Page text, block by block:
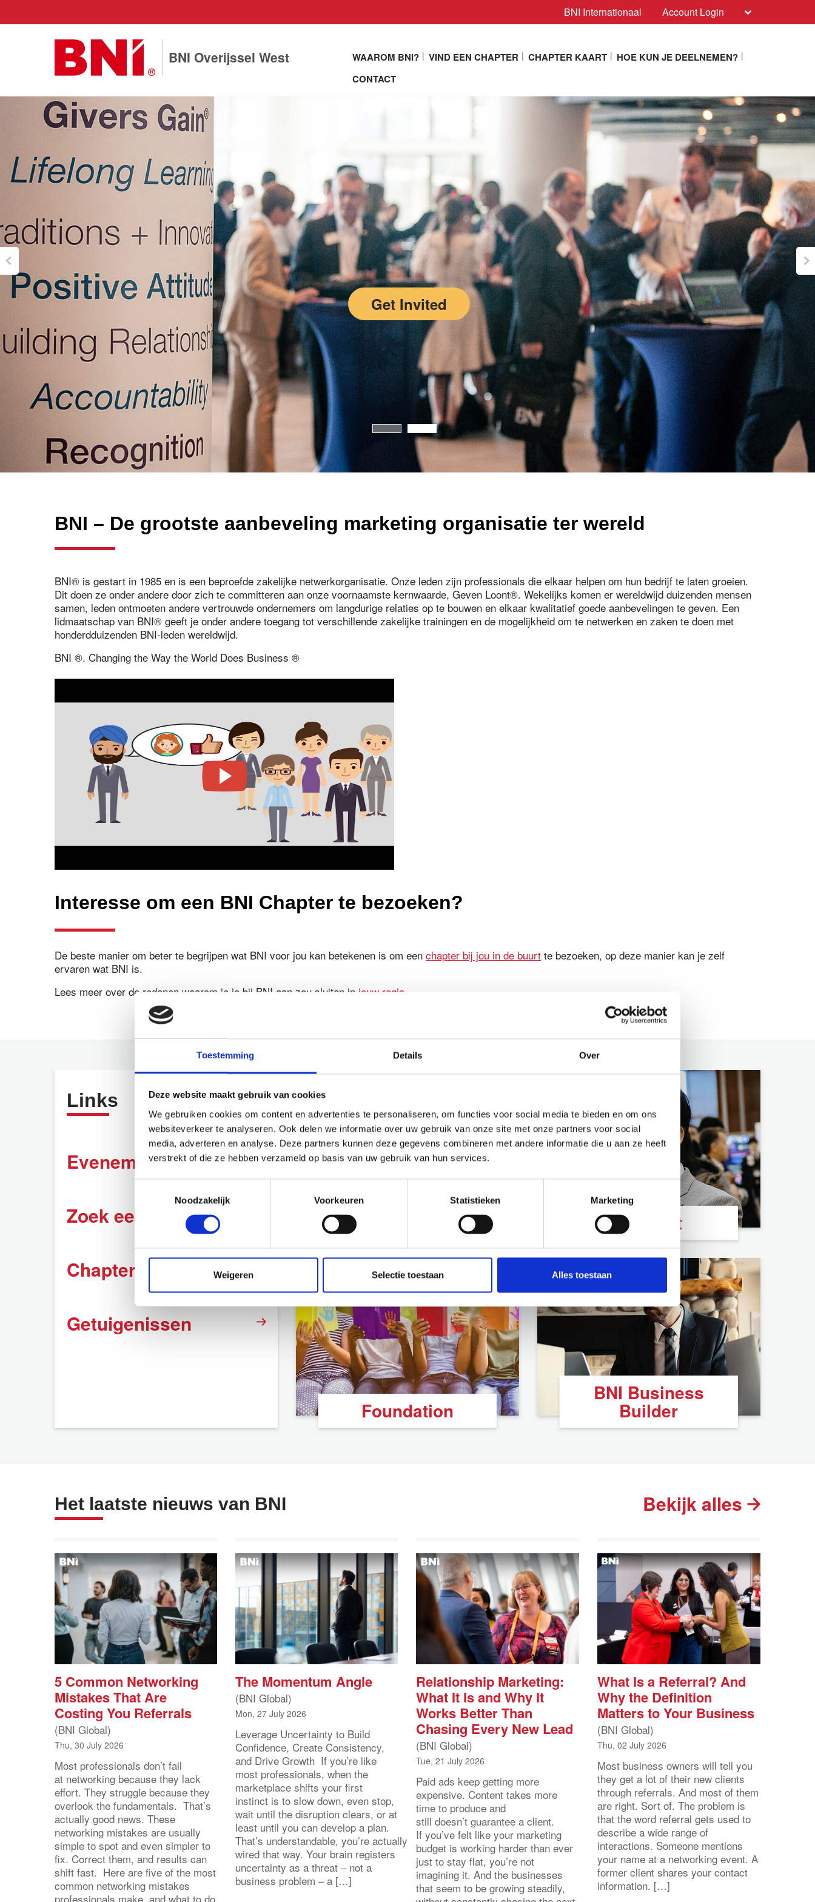
Toestemming Details Over
Deze website maakt gebruik van cookies
We gebruiken cookies om content en advertenties te personaliseren, om functies voor social media te bieden en om ons
websiteverkeer te analyseren. Ook delen we informatie over uw gebruik van onze site met onze partners voor social
media, adverteren en analyse. Deze partners kunnen deze gegevens combineren met andere informatie die u aan ze heeft
verstrekt of die ze hebben verzameld op basis van uw gebruik van hun services.
Noodzakelijk
Voorkeuren Statistieken Marketing
Weigeren Selectie toestaan Alles toestaan
BNI Internationaal Account Login
BNI Overijssel West WAAROM BNI? VIND EEN CHAPTER CHAPTER KAART
HOE KUN JE DEELNEMEN?
CONTACT
Get Invited
BNI – De grootste aanbeveling marketing organisatie ter wereld
BNI® is gestart in 1985 en is een beproefde zakelijke netwerkorganisatie. Onze leden zijn professionals die elkaar helpen om hun bedrijf te laten groeien.
Dit doen ze onder andere door zich te committeren aan onze voornaamste kernwaarde, Geven Loont®. Wekelijks komen er wereldwijd duizenden mensen
samen, leden ontmoeten andere vertrouwde ondernemers om langdurige relaties op te bouwen en elkaar kwalitatief goede aanbevelingen te geven. Een
lidmaatschap van BNI® geeft je onder andere toegang tot verschillende zakelijke trainingen en de mogelijkheid om te netwerken en zaken te doen met
honderdduizenden BNI-leden wereldwijd.
BNI ®. Changing the Way the World Does Business ®
Interesse om een BNI Chapter te bezoeken?
De beste manier om beter te begrijpen wat BNI voor jou kan betekenen is om een chapter bij jou in de buurt te bezoeken, op deze manier kan je zelf
ervaren wat BNI is.
Lees meer over de redenen waarom je je bij BNI aan zou sluiten in jouw regio.
Links
Evenementen kalender
Zoek een lid
Chapters in oprichting
Getuigenissen
Podcast
Foundation
BNI Business
Builder
Het laatste nieuws van BNI Bekijk alles
5 Common Networking
Mistakes That Are
Costing You Referrals
(BNI Global)
Thu, 30 July 2026
Most professionals don’t fail
at networking because they lack
effort. They struggle because they
overlook the fundamentals. That’s
actually good news. These
networking mistakes are usually
simple to spot and even simpler to
fix. Correct them, and results can
shift fast. Here are five of the most
common networking mistakes
professionals make, and what to do
The Momentum Angle
(BNI Global)
Mon, 27 July 2026
Leverage Uncertainty to Build
Confidence, Create Consistency,
and Drive Growth If you’re like
most professionals, when the
marketplace shifts your first
instinct is to slow down, even stop,
wait until the disruption clears, or at
least until you can develop a plan.
That’s understandable, you’re actually
wired that way. Your brain registers
uncertainty as a threat – not a
business problem – a […]
Relationship Marketing:
What It Is and Why It
Works Better Than
Chasing Every New Lead
(BNI Global)
Tue, 21 July 2026
Paid ads keep getting more
expensive. Content takes more
time to produce and
still doesn’t guarantee a client.
If you’ve felt like your marketing
budget is working harder than ever
just to stay flat, you’re not
imagining it. And the businesses
that seem to be growing steadily,
What Is a Referral? And
Why the Definition
Matters to Your Business
(BNI Global)
Thu, 02 July 2026
Most business owners will tell you
they get a lot of their new clients
through referrals. And most of them
are right. Sort of. The problem is
that the word referral gets used to
describe a wide range of
interactions. Someone mentions
your name at a networking event. A
former client shares your contact
information. […]